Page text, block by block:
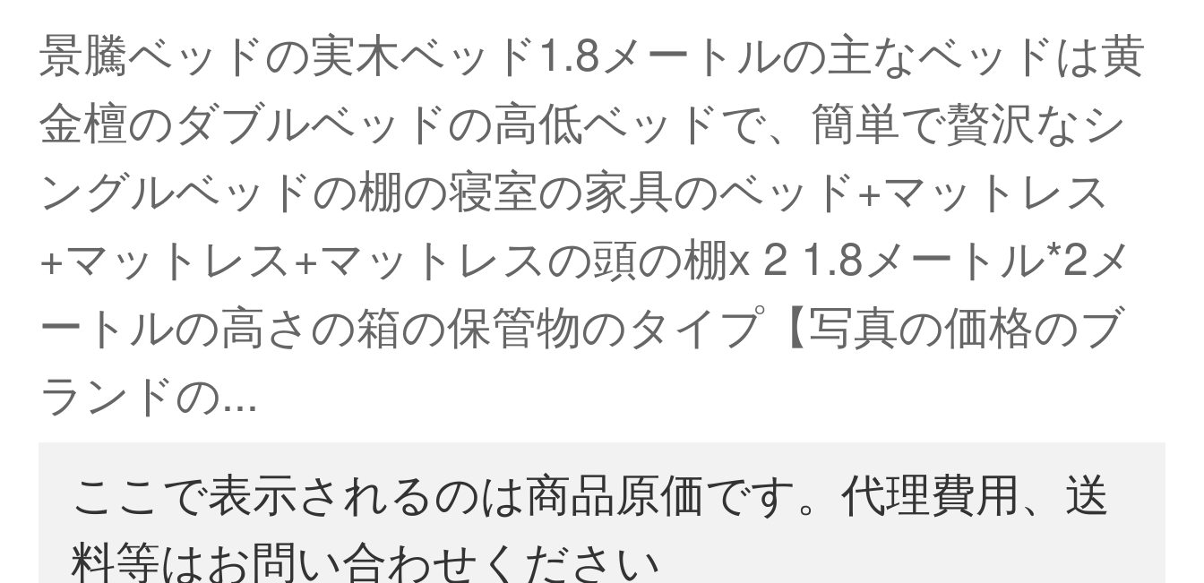
景騰ベッドの実木ベッド1.8メートルの主なベッドは黄
金檀のダブルベッドの高低ベッドで、簡単で贅沢なシ
ングルベッドの棚の寝室の家具のベッド+マットレス
+マットレス+マットレスの頭の棚x 2 1.8メートル*2メ
ートルの高さの箱の保管物のタイプ【写真の価格のブ
ランドの...
ここで表示されるのは商品原価です。代理費用、送
料等はお問い合わせください